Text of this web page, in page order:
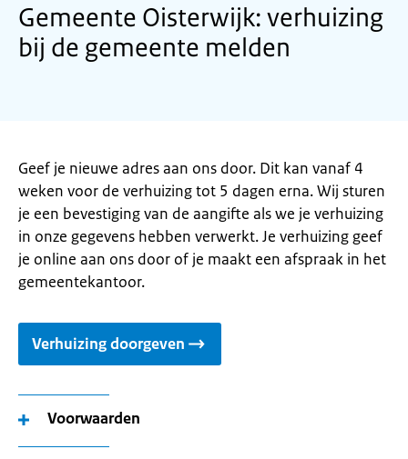
Gemeente Oisterwijk: verhuizing
bij de gemeente melden
Geef je nieuwe adres aan ons door. Dit kan vanaf 4
weken voor de verhuizing tot 5 dagen erna. Wij sturen
je een bevestiging van de aangifte als we je verhuizing
in onze gegevens hebben verwerkt. Je verhuizing geef
je online aan ons door of je maakt een afspraak in het
gemeentekantoor.
Verhuizing doorgeven
Voorwaarden